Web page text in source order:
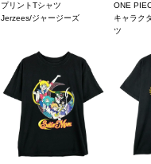
プリントTシャツ
Jerzees/ジャージーズ
ONE
キャラク
ツ